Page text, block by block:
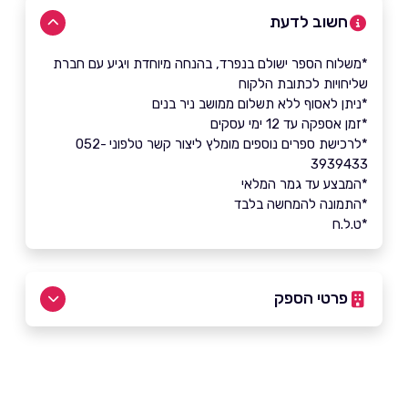
חשוב לדעת
*משלוח הספר ישולם בנפרד, בהנחה מיוחדת ויגיע עם חברת
שליחויות לכתובת הלקוח
*ניתן לאסוף ללא תשלום ממושב ניר בנים
*זמן אספקה עד 12 ימי עסקים
*לרכישת ספרים נוספים מומלץ ליצור קשר טלפוני 052-
3939433
*המבצע עד גמר המלאי
*התמונה להמחשה בלבד
*ט.ל.ח
פרטי הספק